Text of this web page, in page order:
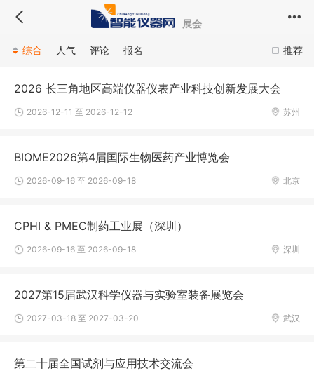
展会
推荐
综合 人气 评论 报名
2026 长三角地区高端仪器仪表产业科技创新发展大会
苏州
2026-12-11 至 2026-12-12
BIOME2026第4届国际生物医药产业博览会
北京
2026-09-16 至 2026-09-18
CPHI & PMEC制药工业展（深圳）
深圳
2026-09-16 至 2026-09-18
2027第15届武汉科学仪器与实验室装备展览会
武汉
2027-03-18 至 2027-03-20
第二十届全国试剂与应用技术交流会